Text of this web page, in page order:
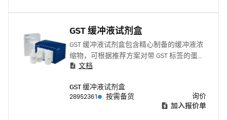
GST 缓冲液试剂盒
GST 缓冲液试剂盒包含精心制备的缓冲液浓
缩物，可根据推荐方案对带 GST 标签的蛋白
质进行结合、洗涤和洗脱。该试剂盒包含
说明手册。提供足够的试剂来纯化多达 20
mg 带 GST 标签的蛋白质
文档
GST 缓冲液试剂盒
28952361
按需备货
询价
加入报价单